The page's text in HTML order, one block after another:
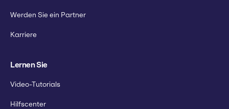
Werden Sie ein Partner
Karriere
Lernen Sie
Video-Tutorials
Hilfscenter